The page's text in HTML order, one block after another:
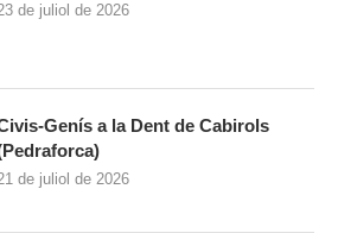
de juliol de 2026
Genís a la Dent de Cabirols
de juliol de 2026